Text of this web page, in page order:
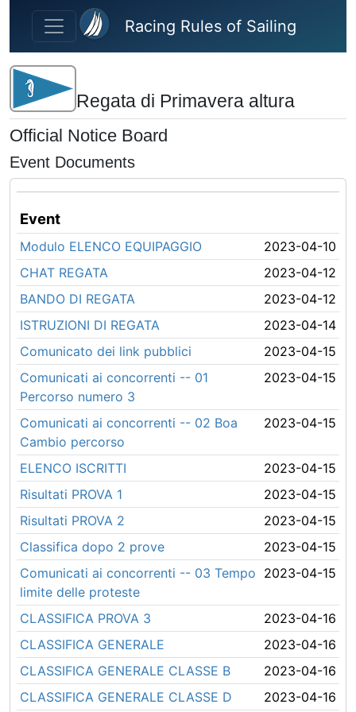
Skip to main content
Racing Rules of Sailing
Regata di Primavera altura
Official Notice Board
Event Documents
Event
Modulo ELENCO EQUIPAGGIO
2023-04-10
CHAT REGATA
2023-04-12
BANDO DI REGATA
2023-04-12
ISTRUZIONI DI REGATA
2023-04-14
Comunicato dei link pubblici
2023-04-15
Comunicati ai concorrenti -- 01
Percorso numero 3
2023-04-15
Comunicati ai concorrenti -- 02 Boa
Cambio percorso
2023-04-15
ELENCO ISCRITTI
2023-04-15
Risultati PROVA 1
2023-04-15
Risultati PROVA 2
2023-04-15
Classifica dopo 2 prove
2023-04-15
Comunicati ai concorrenti -- 03 Tempo
limite delle proteste
2023-04-15
CLASSIFICA PROVA 3
2023-04-16
CLASSIFICA GENERALE
2023-04-16
CLASSIFICA GENERALE CLASSE B
2023-04-16
CLASSIFICA GENERALE CLASSE D
2023-04-16